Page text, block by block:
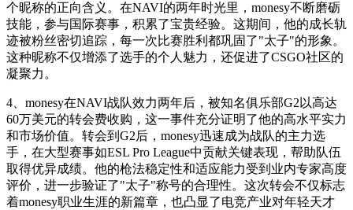
个昵称的正向含义。在NAVI的两年时光里，monesy不断磨砺
技能，参与国际赛事，积累了宝贵经验。这期间，他的成长轨
迹被粉丝密切追踪，每一次比赛胜利都巩固了"太子"的形象。
这种昵称不仅增添了选手的个人魅力，还促进了CSGO社区的
凝聚力。
4、monesy在NAVI战队效力两年后，被知名俱乐部G2以高达
60万美元的转会费收购，这一事件充分证明了他的高水平实力
和市场价值。转会到G2后，monesy迅速成为战队的主力选
手，在大型赛事如ESL Pro League中贡献关键表现，帮助队伍
取得优异成绩。他的枪法稳定性和适应能力受到业内专家高度
评价，进一步验证了"太子"称号的合理性。这次转会不仅标志
着monesy职业生涯的新篇章，也凸显了电竞产业对年轻天才